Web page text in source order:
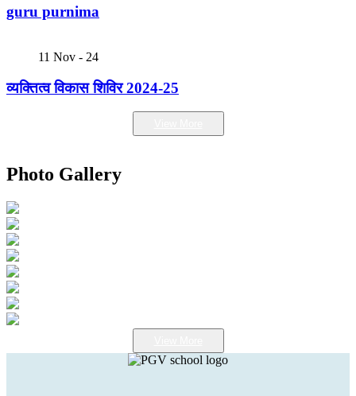
guru purnima
11 Nov - 24
व्यक्तित्व विकास शिविर 2024-25
Photo Gallery